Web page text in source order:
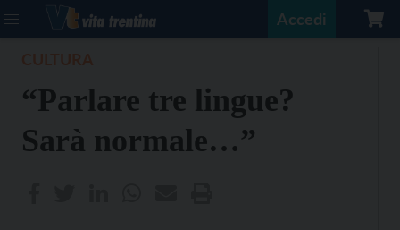
Accedi
“Parlare tre lingue?
Sarà normale…”